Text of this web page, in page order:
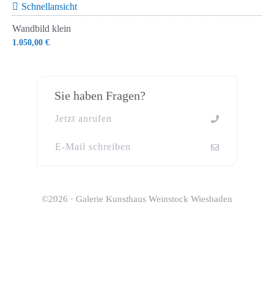
Schnellansicht
Wandbild klein
1.050,00 €
Sie haben Fragen?
Jetzt anrufen
E-Mail schreiben
©2026 · Galerie Kunsthaus Weinstock Wiesbaden